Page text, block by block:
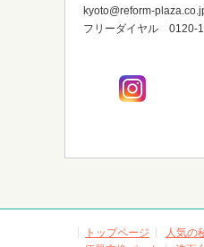
kyoto@reform-
フリーダイヤル 0120-
トップページ 人気の